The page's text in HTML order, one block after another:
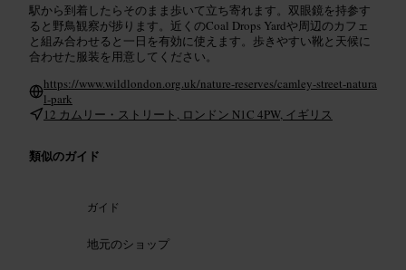
駅から到着したらそのまま歩いて立ち寄れます。双眼鏡を持参す
ると野鳥観察が捗ります。近くのCoal Drops Yardや周辺のカフェ
と組み合わせると一日を有効に使えます。歩きやすい靴と天候に
合わせた服装を用意してください。
https://www.wildlondon.org.uk/nature-reserves/camley-street-natura
l-park
12 カムリー・ストリート, ロンドン N1C 4PW, イギリス
類似のガイド
ガイド
地元のショップ